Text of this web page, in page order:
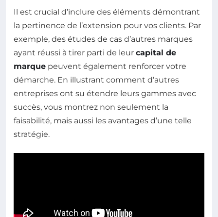
Il est crucial d’inclure des éléments démontrant
la pertinence de l’extension pour vos clients. Par
exemple, des études de cas d’autres marques
ayant réussi à tirer parti de leur capital de
marque peuvent également renforcer votre
démarche. En illustrant comment d’autres
entreprises ont su étendre leurs gammes avec
succès, vous montrez non seulement la
faisabilité, mais aussi les avantages d’une telle
stratégie.